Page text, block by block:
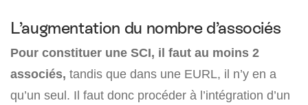
L’augmentation du nombre d’associés
Pour constituer une SCI, il faut au moins 2
associés, tandis que dans une EURL, il n’y en a
qu’un seul. Il faut donc procéder à l’intégration d’un